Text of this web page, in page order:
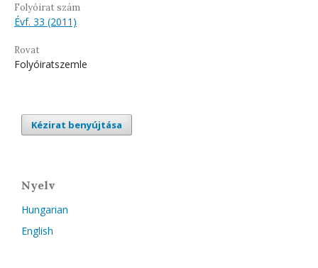
Folyóirat szám
Évf. 33 (2011)
Rovat
Folyóiratszemle
Kézirat benyújtása
Nyelv
Hungarian
English